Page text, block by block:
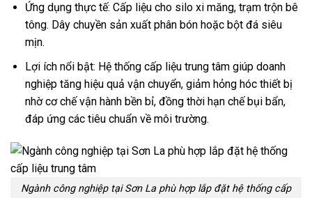
Ứng dụng thực tế: Cấp liệu cho silo xi măng, trạm trộn bê
tông. Dây chuyền sản xuất phân bón hoặc bột đá siêu
mịn.
Lợi ích nổi bật: Hệ thống cấp liệu trung tâm giúp doanh
nghiệp tăng hiệu quả vận chuyển, giảm hỏng hóc thiết bị
nhờ cơ chế vận hành bền bỉ, đồng thời hạn chế bụi bẩn,
đáp ứng các tiêu chuẩn về môi trường.
Ngành công nghiệp tại Sơn La phù hợp lắp đặt hệ thống cấp